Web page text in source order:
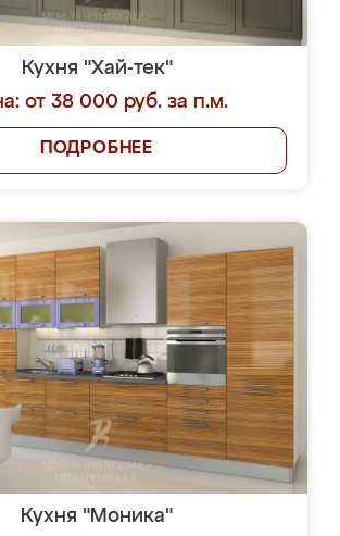
Кухня "Хай-тек"
от 38 000 руб. за п.м.
ПОДРОБНЕЕ
Кухня "Моника"